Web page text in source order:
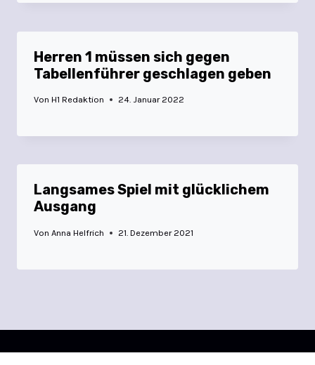
Herren 1 müssen sich gegen
Tabellenführer geschlagen geben
Von H1 Redaktion 24. Januar 2022
Langsames Spiel mit glücklichem
Ausgang
Von Anna Helfrich 21. Dezember 2021